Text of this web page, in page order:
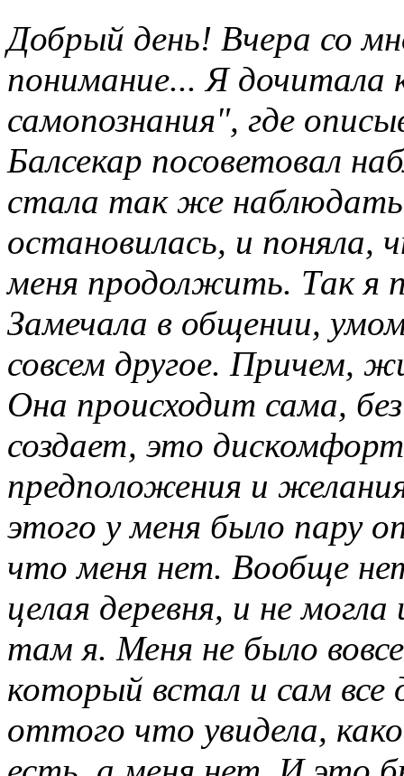
Добрый день! Вчера со
понимание... Я дочитала
самопознания", где
Балсекар посоветовал
стала так же
остановилась, и поняла,
меня продолжить. Так я
Замечала в общении,
совсем другое. Причем,
Она происходит сама,
создает, это
предположения и
этого у меня было пару
что меня нет. Вообще
целая деревня, и не
там я. Меня не было
который встал и сам все
оттого что увидела,